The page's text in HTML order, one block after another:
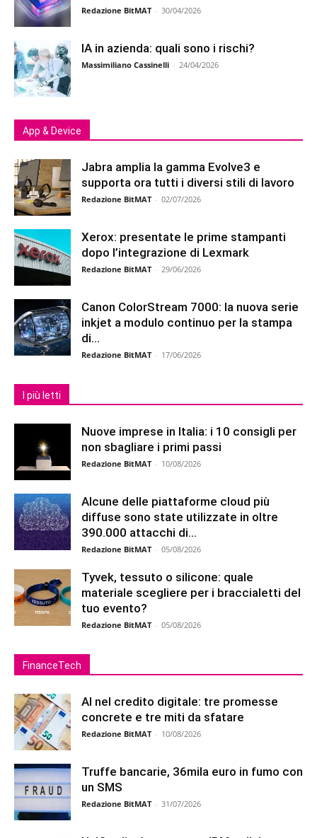
Redazione BitMAT - 30/04/2026
IA in azienda: quali sono i rischi?
Massimiliano Cassinelli - 24/04/2026
App & Device
Jabra amplia la gamma Evolve3 e
supporta ora tutti i diversi stili di lavoro
Redazione BitMAT - 02/07/2026
Xerox: presentate le prime stampanti
dopo l’integrazione di Lexmark
Redazione BitMAT - 29/06/2026
Canon ColorStream 7000: la nuova serie
inkjet a modulo continuo per la stampa
di...
Redazione BitMAT - 17/06/2026
I più letti
Nuove imprese in Italia: i 10 consigli per
non sbagliare i primi passi
Redazione BitMAT - 10/08/2026
Alcune delle piattaforme cloud più
diffuse sono state utilizzate in oltre
390.000 attacchi di...
Redazione BitMAT - 05/08/2026
Tyvek, tessuto o silicone: quale
materiale scegliere per i braccialetti del
tuo evento?
Redazione BitMAT - 05/08/2026
FinanceTech
AI nel credito digitale: tre promesse
concrete e tre miti da sfatare
Redazione BitMAT - 10/08/2026
Truffe bancarie, 36mila euro in fumo con
un SMS
Redazione BitMAT - 31/07/2026